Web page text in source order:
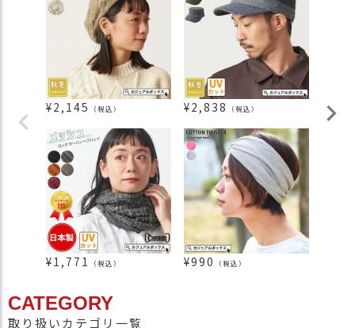
¥2,145 （税込） ¥2,838 （税込） ¥
¥1,771 （税込） ¥990 （税込）
CATEGORY
取り扱いカテゴリ一覧